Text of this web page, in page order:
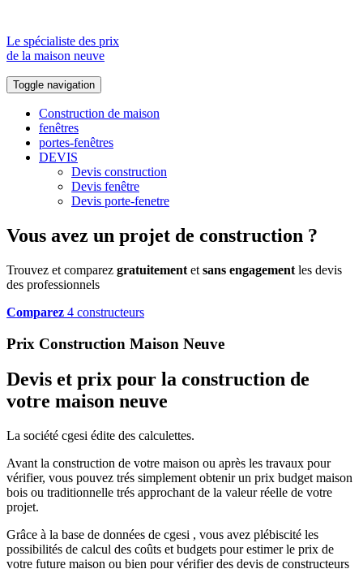
Le spécialiste des prix
de la maison neuve
Toggle navigation
Construction de maison
fenêtres
portes-fenêtres
DEVIS
Devis construction
Devis fenêtre
Devis porte-fenetre
Vous avez un projet de construction ?
Trouvez et comparez gratuitement et sans engagement les devis
des professionnels
Comparez 4 constructeurs
Prix Construction Maison Neuve
Devis et prix pour la construction de
votre maison neuve
La société cgesi édite des calculettes.
Avant la construction de votre maison ou après les travaux pour
vérifier, vous pouvez trés simplement obtenir un prix budget maison
bois ou traditionnelle trés approchant de la valeur réelle de votre
projet.
Grâce à la base de données de cgesi , vous avez plébiscité les
possibilités de calcul des coûts et budgets pour estimer le prix de
votre future maison ou bien pour vérifier des devis de constructeurs